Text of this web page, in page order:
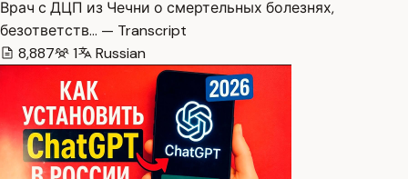
Врач с ДЦП из Чечни о смертельных болезнях,
безответств… — Transcript
8,887
1 Russian